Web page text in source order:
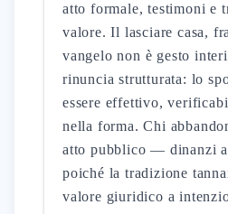
atto formale, testimoni e
valore. Il lasciare casa,
vangelo non è gesto
rinuncia strutturata: lo
essere effettivo,
nella forma. Chi
atto pubblico — dinanzi
poiché la tradizione
valore giuridico a